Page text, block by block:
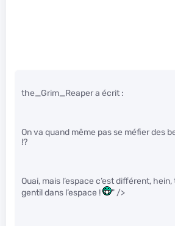
the_Grim_Reaper a écrit :
On va quand même pas se méfier des
!?
Ouai, mais l’espace c’est différent,
gentil dans l’espace !
" />